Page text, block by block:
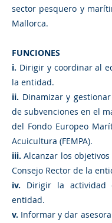
sector pesquero y
Mallorca.
FUNCIONES
i. Dirigir y coordinar al
la entidad.
ii. Dinamizar y
de subvenciones en el
del Fondo Europeo
Acuicultura (FEMPA).
iii. Alcanzar los
Consejo Rector de la
iv. Dirigir la actividad
entidad.
v. Informar y dar